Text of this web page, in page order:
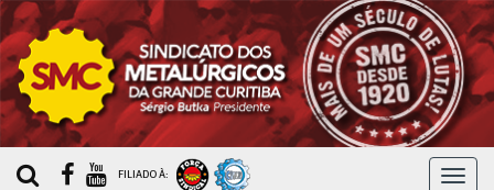
MENU
FILIADO À: